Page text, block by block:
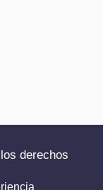
derechos